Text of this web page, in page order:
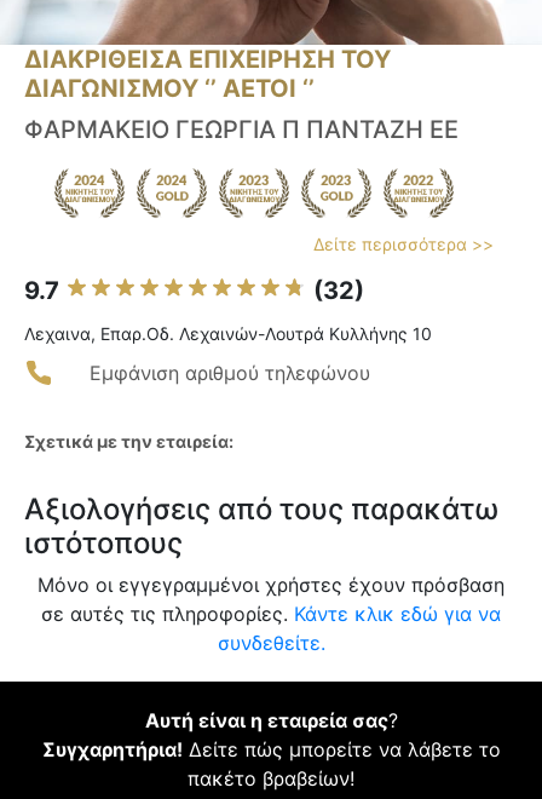
ΔΙΑΚΡΙΘΕΙΣΑ ΕΠΙΧΕΙΡΗΣΗ ΤΟΥ
ΔΙΑΓΩΝΙΣΜΟΥ ‘’ ΑΕΤΟΙ ‘’
ΦΑΡΜΑΚΕΙΟ ΓΕΩΡΓΙΑ Π ΠΑΝΤΑΖΗ ΕΕ
Δείτε περισσότερα >>
9.7 (32)
Λεχαινα, Επαρ.Οδ. Λεχαινών-Λουτρά Κυλλήνης 10
Εμφάνιση αριθμού τηλεφώνου
Σχετικά με την εταιρεία:
Αξιολογήσεις από τους παρακάτω
ιστότοπους
Μόνο οι εγγεγραμμένοι χρήστες έχουν πρόσβαση
σε αυτές τις πληροφορίες. Κάντε κλικ εδώ για να
συνδεθείτε.
Αυτή είναι η εταιρεία σας?
Συγχαρητήρια! Δείτε πώς μπορείτε να λάβετε το
πακέτο βραβείων!